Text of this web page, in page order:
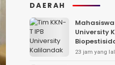
DAERAH
Mahasiswa
University
Daun
23 jam yang